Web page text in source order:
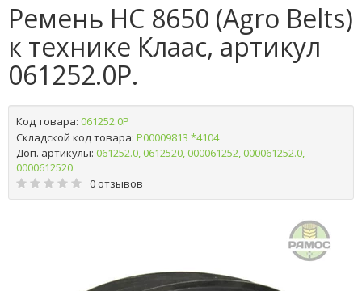
Ремень HC 8650 (Agro Belts)
к технике Клаас, артикул
061252.0P.
Код товара: 061252.0P
Складской код товара: Р00009813 *4104
Доп. артикулы: 061252.0, 0612520, 000061252, 000061252.0,
0000612520
0 отзывов